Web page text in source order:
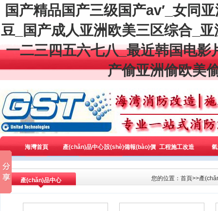
国产精品国产三级国产av′_女同
豆_国产成人亚洲欧美三区综合_
一二三四五六七八_最近韩国电影
产偷亚洲偷欧美
海灣首頁 產(chǎn)品中心設(shè)備報(bào)價 工程施工改造
產(chǎn)品中心 您的位置： 首頁>>產